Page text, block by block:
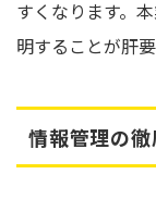
すくなります。
明することが肝要
情報管理の